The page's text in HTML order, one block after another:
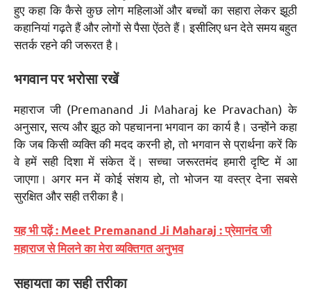
हुए कहा कि कैसे कुछ लोग महिलाओं और बच्चों का सहारा लेकर झूठी
कहानियां गढ़ते हैं और लोगों से पैसा ऐंठते हैं। इसीलिए धन देते समय बहुत
सतर्क रहने की जरूरत है।
भगवान पर भरोसा रखें
महाराज जी (Premanand Ji Maharaj ke Pravachan) के
अनुसार, सत्य और झूठ को पहचानना भगवान का कार्य है। उन्होंने कहा
कि जब किसी व्यक्ति की मदद करनी हो, तो भगवान से प्रार्थना करें कि
वे हमें सही दिशा में संकेत दें। सच्चा जरूरतमंद हमारी दृष्टि में आ
जाएगा। अगर मन में कोई संशय हो, तो भोजन या वस्त्र देना सबसे
सुरक्षित और सही तरीका है।
यह भी पढ़ें : Meet Premanand Ji Maharaj : प्रेमानंद जी
महाराज से मिलने का मेरा व्यक्तिगत अनुभव
सहायता का सही तरीका